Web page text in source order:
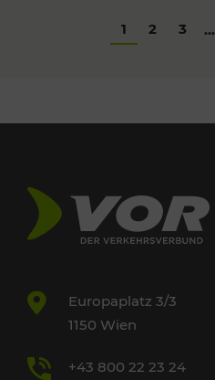
1 2 3 ...
Europaplatz 3/3
1150 Wien
+43 800 22 23 24